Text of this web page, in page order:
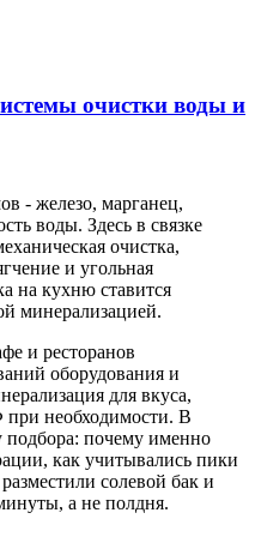
очистки воды и
- железо, марганец,
воды. Здесь в связке
очистка,
и угольная
на кухню ставится
минерализацией.
и ресторанов
оборудования и
для вкуса,
необходимости. В
подбора: почему именно
как учитывались пики
солевой бак и
а не полдня.